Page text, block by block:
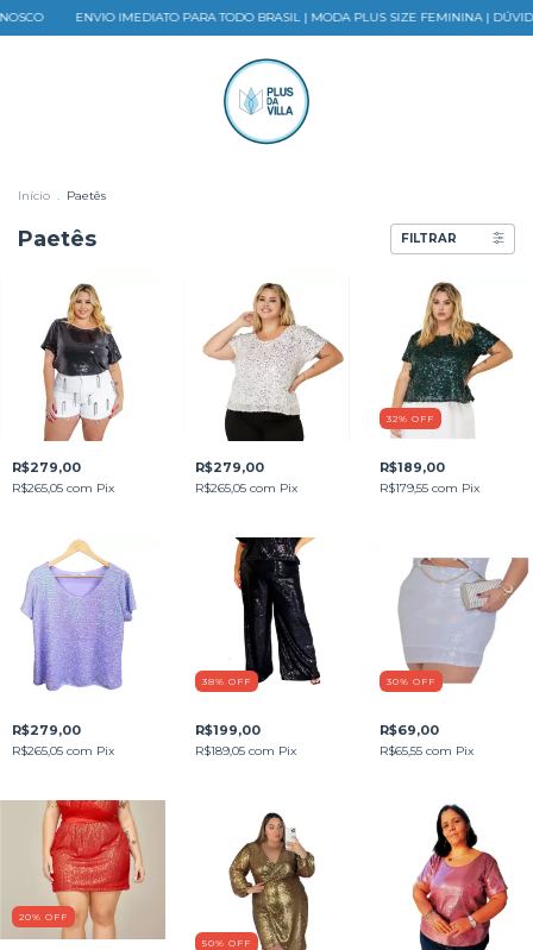
ENVIO IMEDIATO PARA TODO BRASIL | MODA PLUS SIZE FEMININA |
Início . Paetês
Paetês FILTRAR
R$279,00
R$265,05 com Pix
R$279,00
R$265,05com Pix
32% OFF
R$189,00
R$179,55 com Pix
R$279,00
R$265,05 com Pix
38%OFF
R$199,00
R$189,05com Pix
30% OFF
R$69,00
R$65,55 com Pix
20% OFF
50%OFF